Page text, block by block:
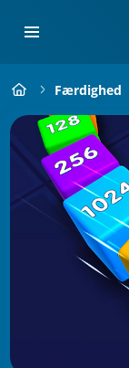
Færdighed